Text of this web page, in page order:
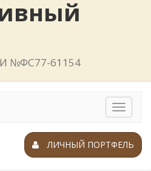
№ФС77-61154
Toggle
ЛИЧНЫЙ ПОРТФЕЛЬ